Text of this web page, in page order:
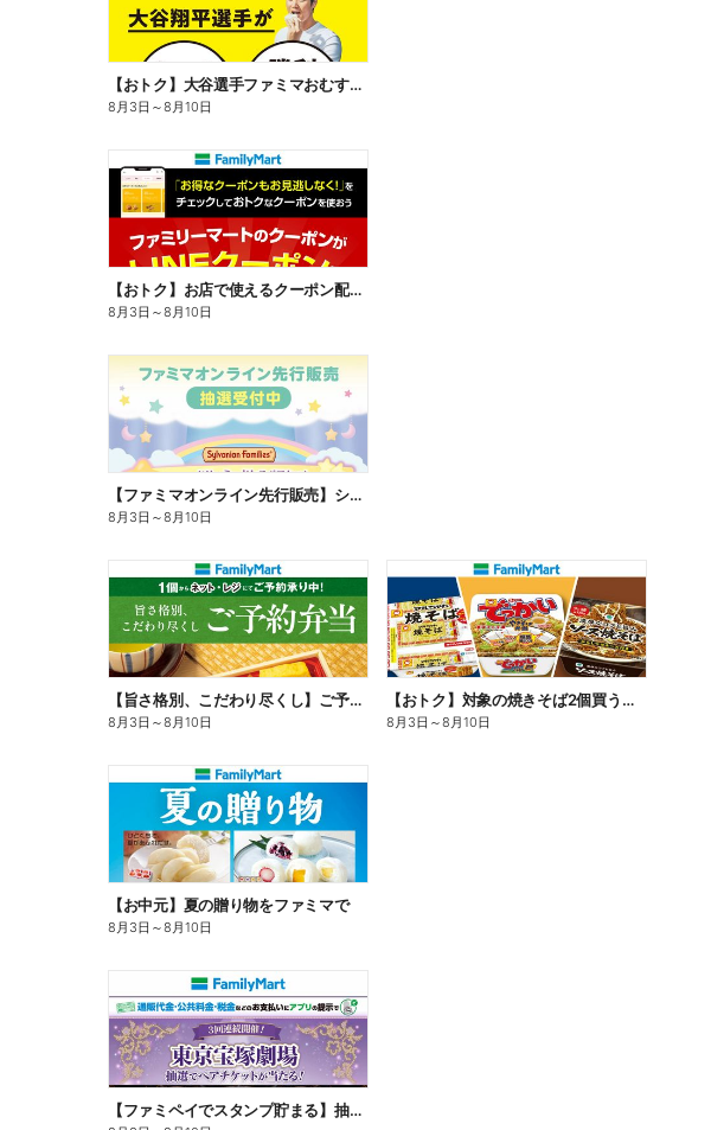
【おトク】大谷選手ファミマおむすび割
8月3日 ～8月10日
【おトク】お店で使えるクーポン配信中
8月3日 ～8月10日
【ファミマオンライン先行販売】シルバニアファミリー
8月3日 ～8月10日
【旨さ格別、こだわり尽くし】ご予約弁当
8月3日 ～8月10日
【おトク】対象の焼きそば2個買うと100円引き!
8月3日 ～8月10日
【お中元】夏の贈り物をファミマで
8月3日 ～8月10日
【ファミペイでスタンプ貯まる】抽選でペアチケットが当たる!